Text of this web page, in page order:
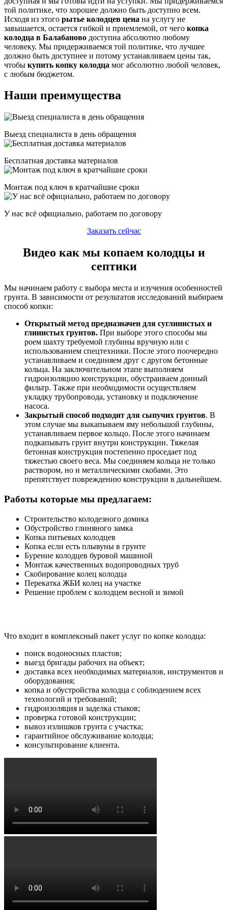
той политике, что хорошее должно быть доступно всем.
Исходя из этого рытье колодцев цена на услугу не
завышается, остается гибкой и приемлемой, от чего копка
колодца в Балабаново доступна абсолютно любому
человеку. Мы придерживаемся той политике, что лучшее
должно быть доступнее и потому устанавливаем цены так,
чтобы купить копку колодца мог абсолютно любой человек,
с любым бюджетом.
Наши преимущества
Выезд специалиста в день обращения
Бесплатная доставка материалов
Монтаж под ключ в кратчайшие сроки
У нас всё официально, работаем по договору
Заказать сейчас
Видео как мы копаем колодцы и
септики
Мы начинаем работу с выбора места и изучения особенностей
грунта. В зависимости от результатов исследований выбираем
способ копки:
Открытый метод предназначен для суглинистых и
глинистых грунтов. При выборе этого способы мы
роем шахту требуемой глубины вручную или с
использованием спецтехники. После этого поочередно
устанавливаем и соединяем друг с другом бетонные
кольца. На заключительном этапе выполняем
гидроизоляцию конструкции, обустраиваем донный
фильтр. Также при необходимости осуществляем
укладку трубопровода, установку и подключение
насоса.
Закрытый способ подходит для сыпучих грунтов. В
этом случае мы выкапываем яму небольшой глубины,
устанавливаем первое кольцо. После этого начинаем
подкапывать грунт внутри конструкции. Тяжелая
бетонная конструкция постепенно проседает под
тяжестью своего веса. Мы соединяем кольца не только
раствором, но и металлическими скобами. Это
препятствует повреждению конструкции в дальнейшем.
Работы которые мы предлагаем:
Строительство колодезного домика
Обустройство глиняного замка
Копка питьевых колодцев
Копка если есть плывуны в грунте
Бурение колодцев буровой машиной
Монтаж качественных водопроводных труб
Скобирование колец колодца
Перекатка ЖБИ колец на участке
Решение проблем с колодцем весной и зимой
Что входит в комплексный пакет услуг по копке колодца:
поиск водоносных пластов;
выезд бригады рабочих на объект;
доставка всех необходимых материалов, инструментов и
оборудования;
копка и обустройства колодца с соблюдением всех
технологий и требований;
гидроизоляция и заделка стыков;
проверка готовой конструкции;
вывоз излишков грунта с участка;
гарантийное обслуживание колодца;
консультирование клиента.